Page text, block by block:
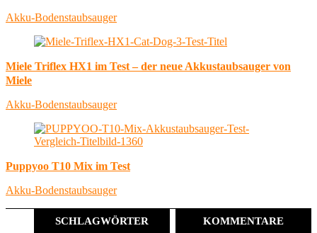
Akku-Bodenstaubsauger
Miele Triflex HX1 im Test – der neue Akkustaubsauger von
Miele
Akku-Bodenstaubsauger
Puppyoo T10 Mix im Test
Akku-Bodenstaubsauger
SCHLAGWÖRTER KOMMENTARE